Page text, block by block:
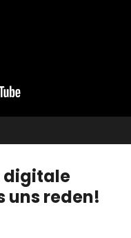
digitale
uns reden!